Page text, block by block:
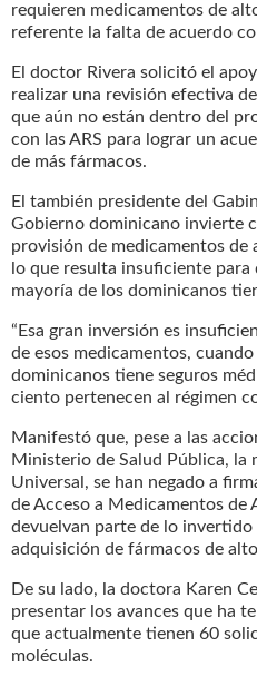
requieren medicamentos de
referente la falta de acuerdo
El doctor Rivera solicitó el
realizar una revisión efectiva
que aún no están dentro del
con las ARS para lograr un
de más fármacos.
El también presidente del
Gobierno dominicano invierte
provisión de medicamentos de
lo que resulta insuficiente
mayoría de los dominicanos
“Esa gran inversión es
de esos medicamentos,
dominicanos tiene seguros
ciento pertenecen al régimen
Manifestó que, pese a las
Ministerio de Salud Pública, la
Universal, se han negado a
de Acceso a Medicamentos de
devuelvan parte de lo
adquisición de fármacos de
De su lado, la doctora Karen
presentar los avances que ha
que actualmente tienen 60
moléculas.